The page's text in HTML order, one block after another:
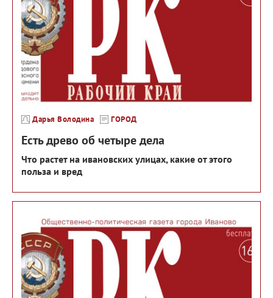
Дарья Володина ГОРОД
Есть древо об четыре дела
Что растет на ивановских улицах, какие от этого
польза и вред